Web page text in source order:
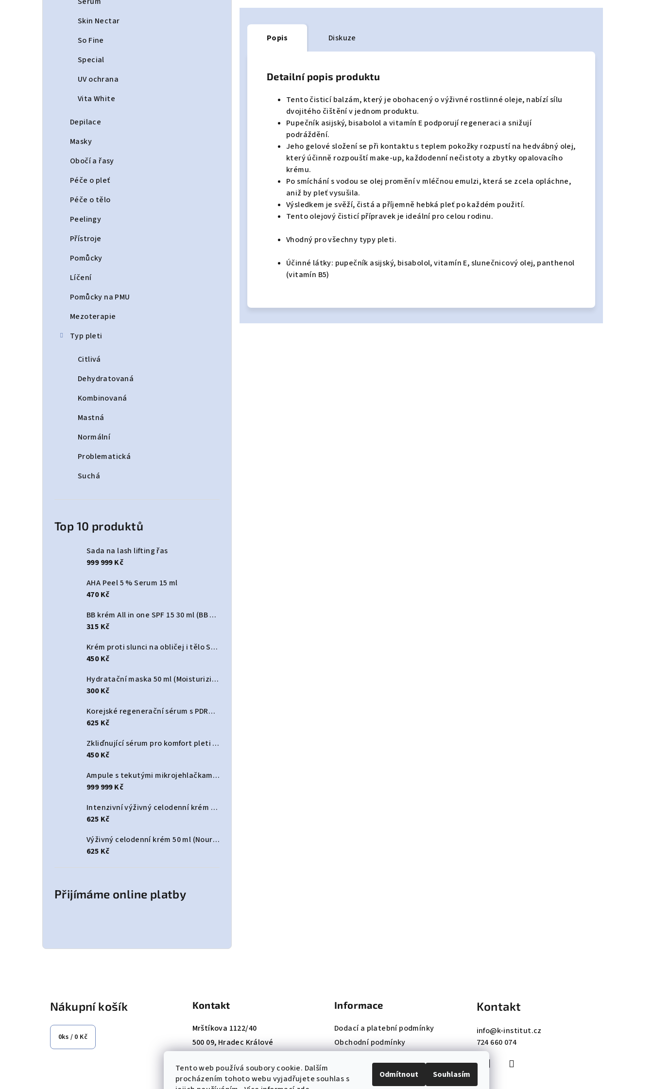
Tento web používá soubory cookie. Dalším
procházením tohoto webu vyjadřujete souhlas s
Odmítnout Souhlasím
Skin Nectar
So Fine
Special
UV ochrana
Vita White
Depilace
Masky
Obočí a řasy
Péče o pleť
Péče o tělo
Peelingy
Přístroje
Pomůcky
Líčení
Pomůcky na PMU
Mezoterapie
Typ pleti
Citlivá
Dehydratovaná
Kombinovaná
Mastná
Normální
Problematická
Suchá
Top 10 produktů
Sada na lash lifting řas
999 999 Kč
AHA Peel 5 % Serum 15 ml
470 Kč
BB krém All in one SPF 15 30 ml (BB cream All In One SPF 15)
315 Kč
Krém proti slunci na obličej i tělo SPF 50+ 125 ml (Sun protect cream face & body SPF50+)
450 Kč
Hydratační maska 50 ml (Moisturizing Hydromask)
300 Kč
Korejské regenerační sérum s PDRN a spikulemi 30 ml (Korean Dual PDRN Spicule Serum)
625 Kč
Zkliďnující sérum pro komfort pleti 30 ml (Skin Comfort Serum)
450 Kč
Ampule s tekutými mikrojehlačkami 3000 PPM Korean 50 ml (Korean Liquid Microneedling 3000 PPM ampoule)
999 999 Kč
Intenzivní výživný celodenní krém 50 ml (Deep Nourishing All-Day cream)
625 Kč
Výživný celodenní krém 50 ml (Nourishing All-Day cream)
625 Kč
Přijímáme online platby
Popis Diskuze
Detailní popis produktu
Tento čisticí balzám, který je obohacený o výživné rostlinné oleje, nabízí sílu
dvojitého čištění v jednom produktu.
Pupečník asijský, bisabolol a vitamín E podporují regeneraci a snižují
podráždění.
Jeho gelové složení se při kontaktu s teplem pokožky rozpustí na hedvábný olej,
který účinně rozpouští make-up, každodenní nečistoty a zbytky opalovacího
krému.
Po smíchání s vodou se olej promění v mléčnou emulzi, která se zcela opláchne,
aniž by pleť vysušila.
Výsledkem je svěží, čistá a příjemně hebká pleť po každém použití.
Tento olejový čisticí přípravek je ideální pro celou rodinu.
Vhodný pro všechny typy pleti.
Účinné látky: pupečník asijský, bisabolol,vitamín E,slunečnicový olej, panthenol
(vitamín B5)
Nákupní košík
0ks / 0 Kč
Kontakt
Mrštíkova 1122/40
500 09, Hradec Králové
E-mail:info@k-institut.cz
Informace
Dodací a platební podmínky
Obchodní podmínky
Ochrana osobních údajů
Kontakt
info@k-institut.cz
724 660 074